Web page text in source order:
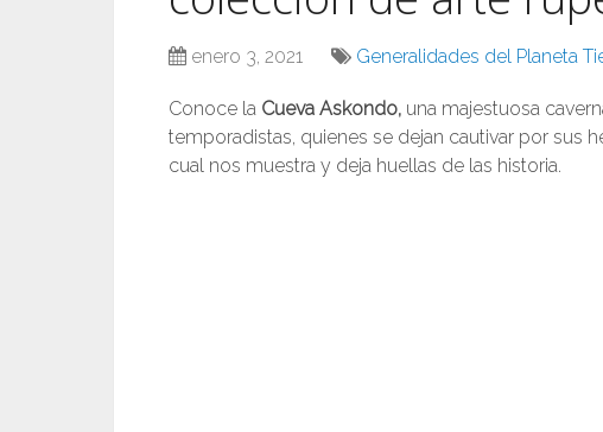
enero 3, 2021 Generalidades del Planeta
Conoce la Cueva Askondo, una majestuosa
temporadistas, quienes se dejan cautivar por sus
cual nos muestra y deja huellas de las historia.